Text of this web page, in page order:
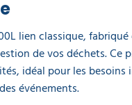
lien classique,
de vos déchets. Ce
idéal pour les
événements.